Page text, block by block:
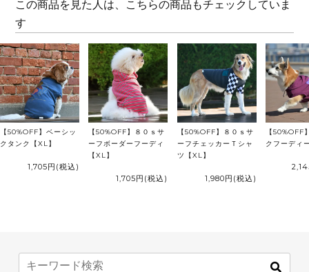
この商品を見た人は、こちらの商品もチェックしていま
す
【50%OFF】ベーシッ
クタンク【XL】
1,705円 (税込)
【50%OFF】８０ｓサ
ーフボーダーフーディ
【XL】
1,705円 (税込)
【50%OFF】８０ｓサ
ーフチェッカーＴシャ
ツ【XL】
1,980円 (税込)
【50%OFF
クフーディ